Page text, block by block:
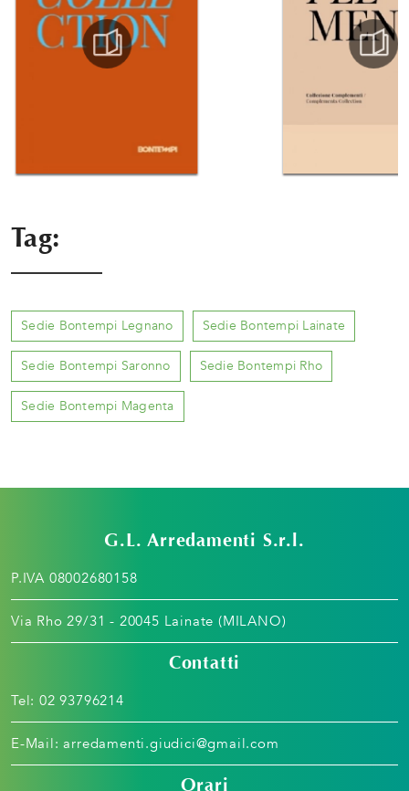
Tag:
Sedie Bontempi Legnano Sedie Bontempi Lainate
Sedie Bontempi Saronno Sedie Bontempi Rho
Sedie Bontempi Magenta
G.L. Arredamenti S.r.l.
P.IVA 08002680158
Via Rho 29/31 - 20045 Lainate (MILANO)
Contatti
Tel: 02 93796214
E-Mail: arredamenti.giudici@gmail.com
Orari